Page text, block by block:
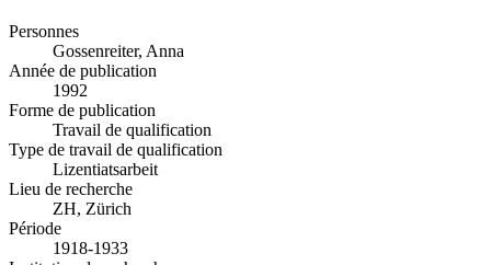
Personnes
Gossenreiter, Anna
Année de publication
1992
Forme de publication
Travail de qualification
Type de travail de qualification
Lizentiatsarbeit
Lieu de recherche
ZH, Zürich
Période
1918-1933